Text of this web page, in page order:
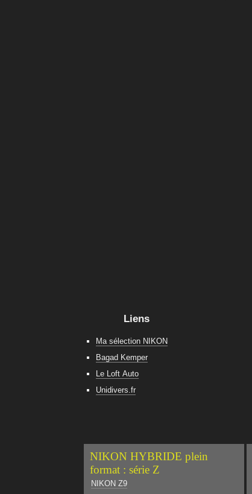
Liens
Ma sélection NIKON
Bagad Kemper
Le Loft Auto
Unidivers.fr
NIKON HYBRIDE plein
format : série Z
NIKON Z9